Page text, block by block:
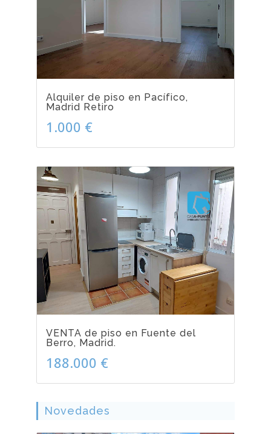
Alquiler de piso en Pacífico,
Madrid Retiro
1.000 €
VENTA de piso en Fuente del
Berro, Madrid.
188.000 €
Novedades